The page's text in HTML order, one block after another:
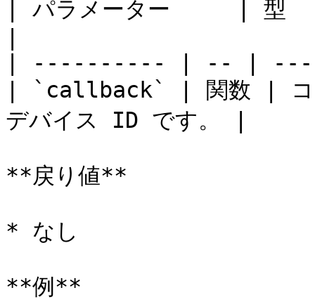
| パラメーター     | 型
| ---------- | -- |
| `callback` | 関数 | コー
デバイス ID です。 |
**戻り値**
* なし
**例**